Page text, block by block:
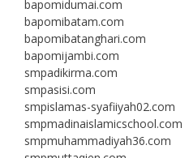
bapomidumai.com
bapomibatam.com
bapomibatanghari.com
bapomijambi.com
smpadikirma.com
smpasisi.com
smpislamas-syafiiyah02.com
smpmadinaislamicschool.com
smpmuhammadiyah36.com